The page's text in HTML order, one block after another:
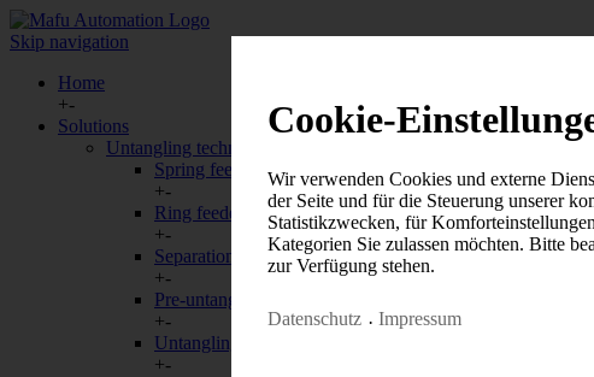
Cookie-
Wir verwenden Cookies und externe
der Seite und für die Steuerung unserer
Statistikzwecken, für
Kategorien Sie zulassen möchten. Bitte
zur Verfügung stehen.
Datenschutz Impressum
Skip navigation
Home
+-
Solutions
Untangling technology
Spring feeders - drum technology
+-
Ring feeders
+-
Separation systems
+-
Pre-untangling systems
+-
Untangling modules
+-